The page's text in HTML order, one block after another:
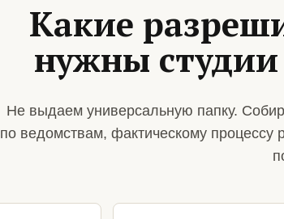
Какие
нужны
Не выдаем универсальную папку.
по ведомствам, фактическому